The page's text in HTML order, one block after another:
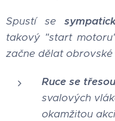
Spustí se
takový "start
začne dělat
Ruce se třesou
svalových
okamžitou